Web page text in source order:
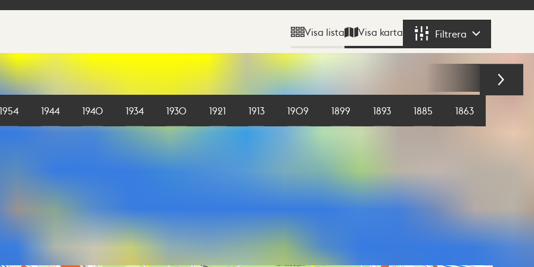
Visa lista Visa karta Filtrera
1954 1944 1940 1934 1930 1921 1913 1909 1899 1893 1885 1863